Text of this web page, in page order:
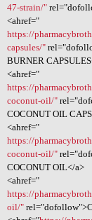
47-strain/"
<ahref="
https://
capsules/"
BURNER
<ahref="
https://
coconut-oil/"
COCONUT OIL
<ahref="
https://
coconut-oil/"
COCONUT OIL</a>
<ahref="
https://
oil/"